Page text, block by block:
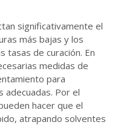
significativamente el
más bajas y los
tasas de curación. En
medidas de
para
adecuadas. Por el
hacer que el
atrapando solventes